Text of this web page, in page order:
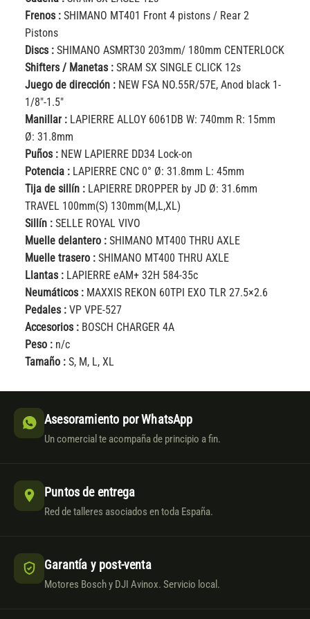
Frenos :SHIMANO MT401 Front 4 pistons / Rear 2
Pistons
Discs :SHIMANO ASMRT30 203mm/ 180mm CENTERLOCK
Shifters / Manetas :SRAM SX SINGLE CLICK 12s
Juego de dirección : NEW FSA NO.55R/57E, Anod black 1-
1/8″-1.5″
Manillar : LAPIERRE ALLOY 6061DB W: 740mm R: 15mm
Ø: 31.8mm
Puños : NEW LAPIERRE DD34 Lock-on
Potencia : LAPIERRE CNC 0° Ø: 31.8mm L: 45mm
Tija de sillín : LAPIERRE DROPPER by JD Ø: 31.6mm
TRAVEL 100mm(S) 130mm(M,L,XL)
Sillín :SELLE ROYAL VIVO
Muelle delantero :SHIMANO MT400 THRU AXLE
Muelle trasero :SHIMANO MT400 THRU AXLE
Llantas : LAPIERRE eAM+ 32H 584-35c
Neumáticos : MAXXIS REKON 60TPI EXO TLR 27.5×2.6
Pedales :VP VPE-527
Accesorios : BOSCH CHARGER 4A
Peso : n/c
Tamaño :S, M, L, XL
Asesoramiento por WhatsApp
Un comercial te acompaña de principio a fin.
Puntos de entrega
Red de talleres asociados en toda España.
Garantía y post-venta
Motores Bosch y DJI Avinox. Servicio local.